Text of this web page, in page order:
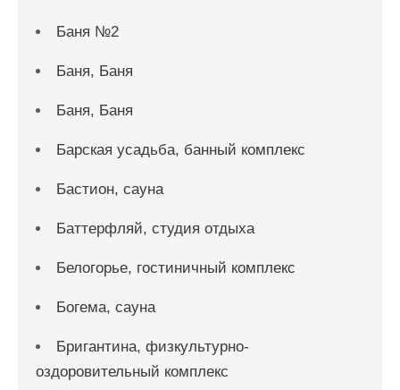
Баня №2
Баня, Баня
Баня, Баня
Барская усадьба, банный комплекс
Бастион, сауна
Баттерфляй, студия отдыха
Белогорье, гостиничный комплекс
Богема, сауна
Бригантина, физкультурно-
оздоровительный комплекс